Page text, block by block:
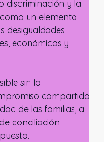
discriminación y la
un elemento
desigualdades
económicas y
sin la
compartido
de las familias, a
conciliación